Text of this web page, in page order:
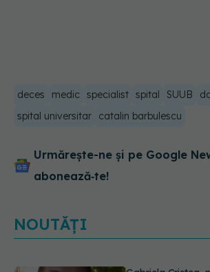
deces medic specialist spital SUUB
spital universitar
catalin barbulescu
Urmărește-ne și pe Google
abonează‑te!
NOUTĂȚI